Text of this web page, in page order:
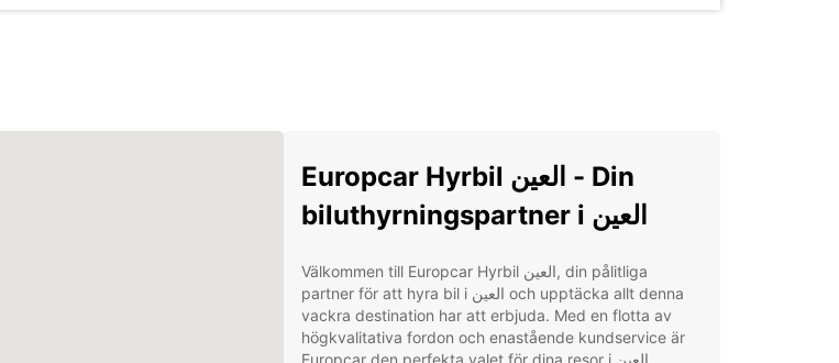
Europcar Hyrbil العين - Din
biluthyrningspartner i العين
Välkommen till Europcar Hyrbil العين, din pålitliga
partner för att hyra bil i العين och upptäcka allt denna
vackra destination har att erbjuda. Med en flotta av
högkvalitativa fordon och enastående kundservice är
Europcar den perfekta valet för dina resor i العين.